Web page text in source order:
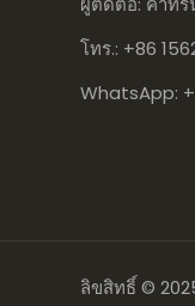
โทร.: +86
WhatsApp:
ลิขสิทธิ์ ©